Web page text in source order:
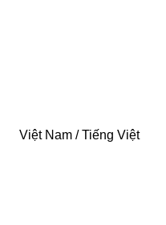
Việt Nam / Tiếng Việt